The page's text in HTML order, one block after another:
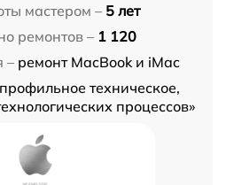
мастером – 5 лет
ремонтов – 1 120
– ремонт MacBook и iMac
профильное техническое,
процессов»